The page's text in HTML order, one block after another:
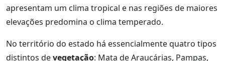
apresentam um clima tropical e nas regiões de maiores
elevações predomina o clima temperado.
No território do estado há essencialmente quatro tipos
distintos devegetação: Mata de Araucárias, Pampas,